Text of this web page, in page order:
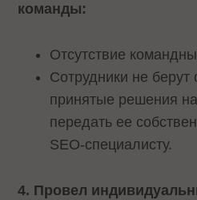
команды:
Отсутствие
Сотрудники не берут
принятые решения
передать ее
SEO-специалисту.
4. Провел